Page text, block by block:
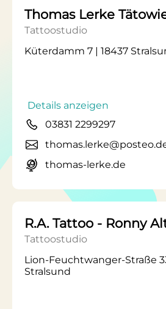
Thomas Lerke
Tattoostudio
Küterdamm 7 | 18437
Details anzeigen
03831 2299297
thomas-lerke.de
R.A. Tattoo - Ronny
Tattoostudio
Lion-Feuchtwanger-Straße
Stralsund